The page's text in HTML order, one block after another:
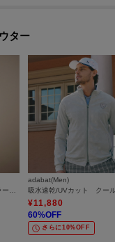
ター
COOL DOTS（R）テーラードジャケット
adabat(Men)
¥11,880
60%OFF
さらに10%OFF